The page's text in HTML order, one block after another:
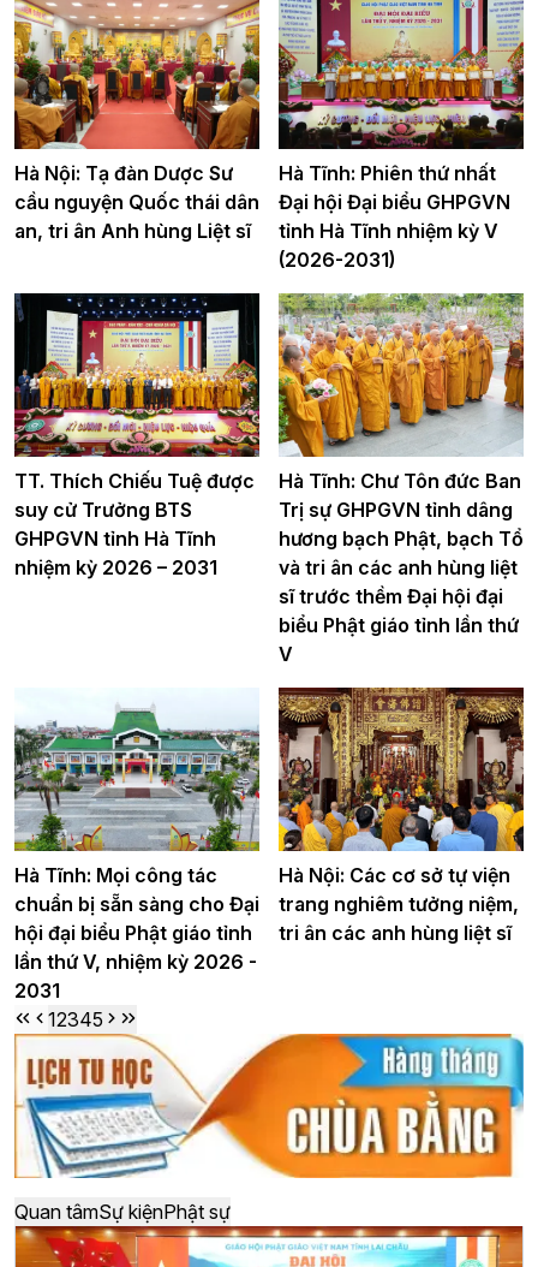
Hà Nội: Tạ đàn Dược Sư
cầu nguyện Quốc thái dân
an, tri ân Anh hùng Liệt sĩ
Hà Tĩnh: Phiên thứ nhất
Đại hội Đại biểu GHPGVN
tỉnh Hà Tĩnh nhiệm kỳ V
(2026-2031)
TT. Thích Chiếu Tuệ được
suy cử Trưởng BTS
GHPGVN tỉnh Hà Tĩnh
nhiệm kỳ 2026 – 2031
Hà Tĩnh: Chư Tôn đức Ban
Trị sự GHPGVN tỉnh dâng
hương bạch Phật, bạch Tổ
và tri ân các anh hùng liệt
sĩ trước thềm Đại hội đại
biểu Phật giáo tỉnh lần thứ
V
Hà Tĩnh: Mọi công tác
chuẩn bị sẵn sàng cho Đại
hội đại biểu Phật giáo tỉnh
lần thứ V, nhiệm kỳ 2026 -
2031
Hà Nội: Các cơ sở tự viện
trang nghiêm tưởng niệm,
tri ân các anh hùng liệt sĩ
12345
Quan tâmSự kiệnPhật sự